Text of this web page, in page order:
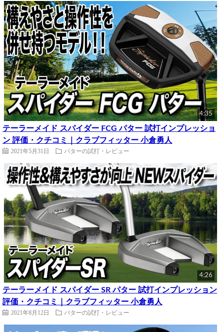
4:35
テーラーメイド スパイダー FCG パター 試打インプレッショ
ン 評価・クチコミ｜クラブフィッター 小倉勇人
2021年5月31日 パターの試打・レビュー
4:26
テーラーメイド スパイダー SR パター 試打インプレッション
評価・クチコミ｜クラブフィッター 小倉勇人
2021年8月12日 パターの試打・レビュー